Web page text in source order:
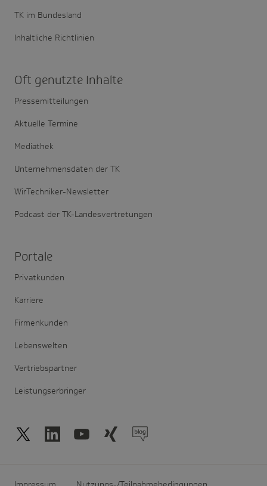
TK im Bundesland
Inhaltliche Richtlinien
Oft genutzte Inhalte
Pressemitteilungen
Aktuelle Termine
Mediathek
Unternehmensdaten der TK
WirTechniker-Newsletter
Podcast der TK-Landesvertretungen
Portale
Privatkunden
Karriere
Firmenkunden
Lebenswelten
Vertriebspartner
Leistungserbringer